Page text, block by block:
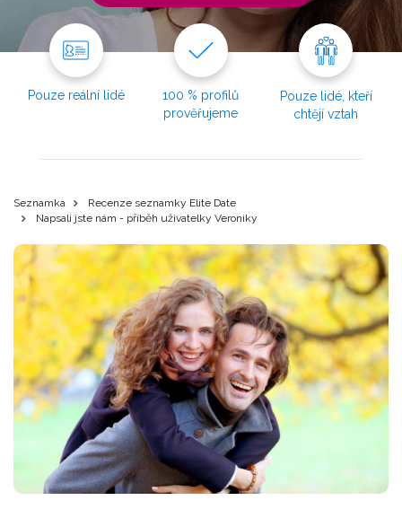
Pouze reální lidé
100 % profilů
prověřujeme
Pouze lidé, kteří
chtějí vztah
Seznamka
Recenze seznamky Elite Date
Napsali jste nám - příběh uživatelky Veroniky